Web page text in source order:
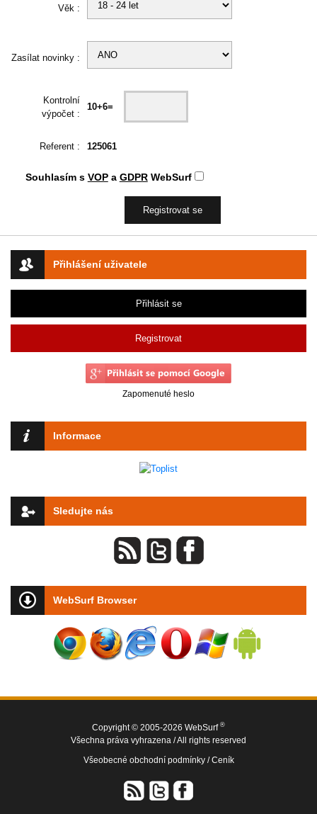
Přihlášení uživatele
Přihlásit se
Registrovat
Zapomenuté heslo
Informace
Sledujte nás
WebSurf Browser
Věk :
Zasílat novinky :
Kontrolní
výpočet :
10+6=
Referent : 125061
Souhlasím s VOPa GDPRWebSurf
Copyright © 2005-2026 WebSurf ®
Všechna práva vyhrazena / All rights reserved
Všeobecné obchodní podmínky /Ceník